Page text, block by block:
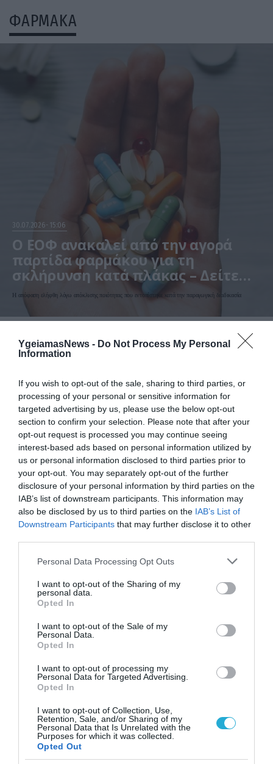
YgeiamasNews - Do Not Process My Personal
Information
If you wish to opt-out of the sale, sharing to third parties, or
processing of your personal or sensitive information for
targeted advertising by us, please use the below opt-out
section to confirm your selection. Please note that after your
opt-out request is processed you may continue seeing
interest-based ads based on personal information utilized by
us or personal information disclosed to third parties prior to
your opt-out. You may separately opt-out of the further
disclosure of your personal information by third parties on the
IAB’s list of downstream participants. This information may
also be disclosed by us to third parties on the IAB’s List of
Downstream Participants that may further disclose it to other
Please note that this website/app uses one or more Google
not limited to your visit or usage behaviour. You may click to
grant or deny consent to Google and its third-party tags to
use your data for below specified purposes in below Google
consent section.
Personal Data Processing Opt Outs
I want to opt-out of the Sharing of my
personal data.
Opted In
I want to opt-out of the Sale of my
Personal Data.
Opted In
I want to opt-out of processing my
Personal Data for Targeted Advertising.
Opted In
I want to opt-out of Collection, Use,
Retention, Sale, and/or Sharing of my
Personal Data that Is Unrelated with the
Purposes for which it was collected.
Opted Out
ΦΑΡΜΑΚΑ
30.07.2026 15:06
Ο ΕΟΦ ανακαλεί από την αγορά
παρτίδα φαρμάκου για τη
σκλήρυνση κατά πλάκας – Δείτε
ποιο αφορά
Η απόφαση ελήφθη λόγω απόκλισης ποιότητας που εντοπίστηκε κατά την παραγωγική διαδικασία
16.07.2026 09:06
Νέα μελέτη αποκαλύπτει ποιο
ισχυρό παυσίπονο συνδέεται
περισσότερο με θανατηφόρες
επιπλοκές
φάρμακα, ιδιαίτερα σε υψηλές δόσεις
14.07.2026 18:01
Παραμύθι η «ασφάλεια» του ατμίσματος: